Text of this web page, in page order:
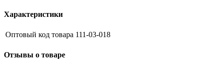
Характеристики
Оптовый код товара 111-03-018
Отзывы о товаре